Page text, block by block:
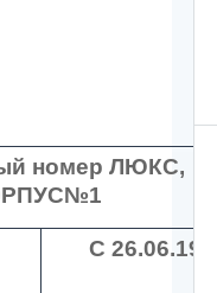
номер ЛЮКС,
С 26.06.19